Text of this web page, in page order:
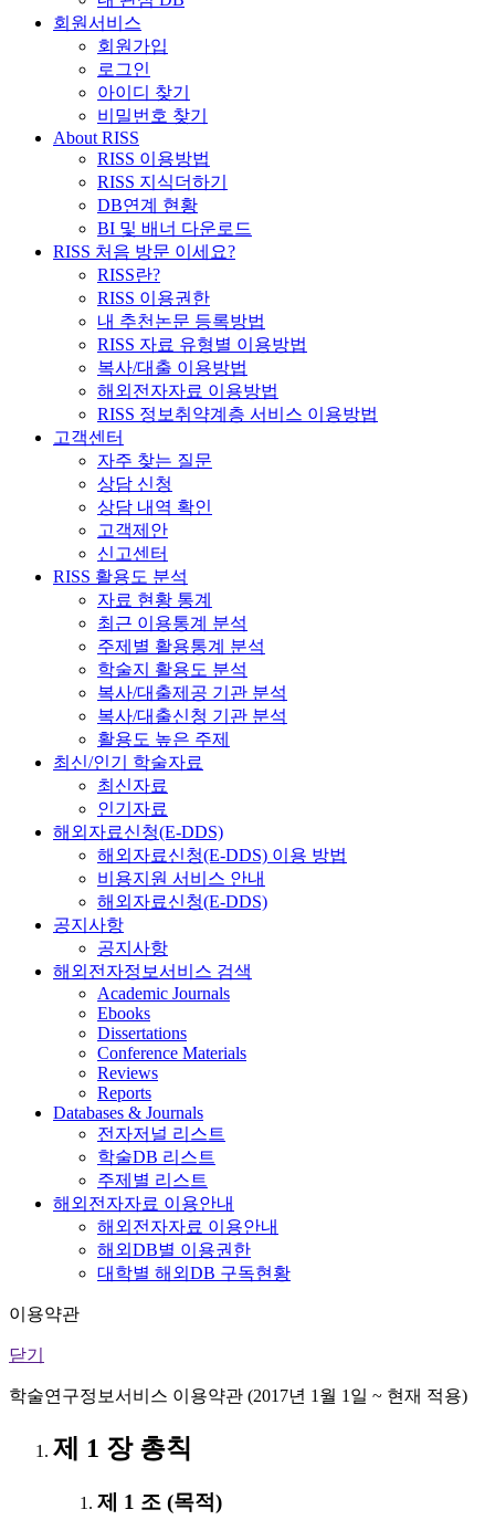
회원서비스
회원가입
로그인
아이디 찾기
비밀번호 찾기
About RISS
RISS 이용방법
RISS 지식더하기
DB연계 현황
BI 및 배너 다운로드
RISS 처음 방문 이세요?
RISS란?
RISS 이용권한
내 추천논문 등록방법
RISS 자료 유형별 이용방법
복사/대출 이용방법
해외전자자료 이용방법
RISS 정보취약계층 서비스 이용방법
고객센터
자주 찾는 질문
상담 신청
상담 내역 확인
고객제안
신고센터
RISS 활용도 분석
자료 현황 통계
최근 이용통계 분석
주제별 활용통계 분석
학술지 활용도 분석
복사/대출제공 기관 분석
복사/대출신청 기관 분석
활용도 높은 주제
최신/인기 학술자료
최신자료
인기자료
해외자료신청(E-DDS)
해외자료신청(E-DDS) 이용 방법
비용지원 서비스 안내
해외자료신청(E-DDS)
공지사항
공지사항
해외전자정보서비스 검색
Academic Journals
Ebooks
Dissertations
Conference Materials
Reviews
Reports
Databases & Journals
전자저널 리스트
학술DB 리스트
주제별 리스트
해외전자자료 이용안내
해외전자자료 이용안내
해외DB별 이용권한
대학별 해외DB 구독현황
이용약관
닫기
학술연구정보서비스 이용약관 (2017년 1월 1일 ~ 현재 적용)
제 1 장 총칙
제 1 조 (목적)